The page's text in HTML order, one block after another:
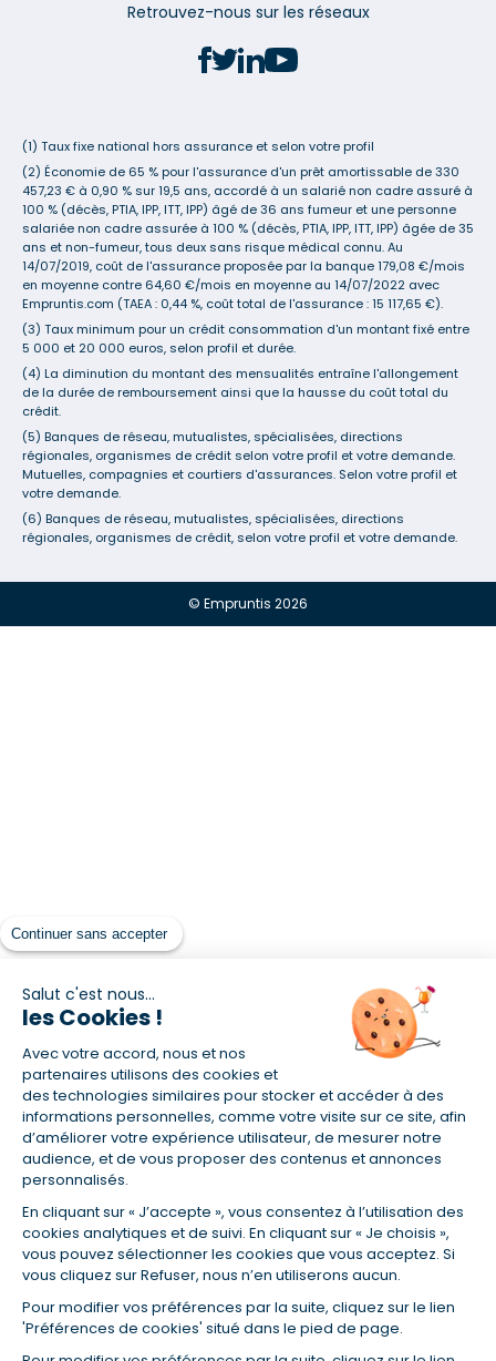
Continuer sans accepter
Salut c'est nous...
les Cookies !
Avec votre accord, nous et nos
partenaires utilisons des cookies et
des technologies similaires pour stocker et accéder à des
informations personnelles, comme votre visite sur ce site, afin
d’améliorer votre expérience utilisateur, de mesurer notre
audience, et de vous proposer des contenus et annonces
personnalisés.
En cliquant sur « J’accepte », vous consentez à l’utilisation des
cookies analytiques et de suivi. En cliquant sur « Je choisis »,
vous pouvez sélectionner les cookies que vous acceptez. Si
vous cliquez sur Refuser, nous n’en utiliserons aucun.
Pour modifier vos préférences par la suite, cliquez sur le lien
'Préférences de cookies' situé dans le pied de page.
Retrouvez-nous sur les réseaux
(1) Taux fixe national hors assurance et selon votre profil
(2) Économie de 65 % pour l'assurance d'un prêt amortissable de 330
457,23 € à 0,90 % sur 19,5 ans, accordé à un salarié non cadre assuré à
100 % (décès, PTIA, IPP, ITT, IPP) âgé de 36 ans fumeur et une personne
salariée non cadre assurée à 100 % (décès, PTIA, IPP, ITT, IPP) âgée de 35
ans et non-fumeur, tous deux sans risque médical connu. Au
14/07/2019, coût de l'assurance proposée par la banque 179,08 €/mois
en moyenne contre 64,60 €/mois en moyenne au 14/07/2022 avec
Empruntis.com (TAEA : 0,44 %, coût total de l'assurance : 15 117,65 €).
(3) Taux minimum pour un crédit consommation d'un montant fixé entre
5 000 et 20 000 euros, selon profil et durée.
(4) La diminution du montant des mensualités entraîne l'allongement
de la durée de remboursement ainsi que la hausse du coût total du
crédit.
(5) Banques de réseau, mutualistes, spécialisées, directions
régionales, organismes de crédit selon votre profil et votre demande.
Mutuelles, compagnies et courtiers d'assurances. Selon votre profil et
votre demande.
(6) Banques de réseau, mutualistes, spécialisées, directions
régionales, organismes de crédit, selon votre profil et votre demande.
© Empruntis 2026